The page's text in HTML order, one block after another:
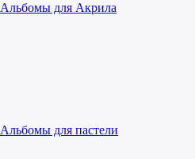
Альбомы для Акрила
Альбомы для пастели